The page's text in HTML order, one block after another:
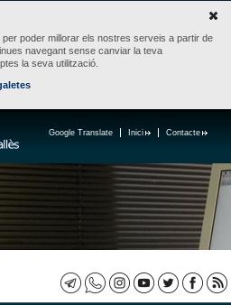
poder millorar els nostres serveis a partir de
navegant sense canviar la teva
la seva utilització.
Contacte
Inici
Google Translate